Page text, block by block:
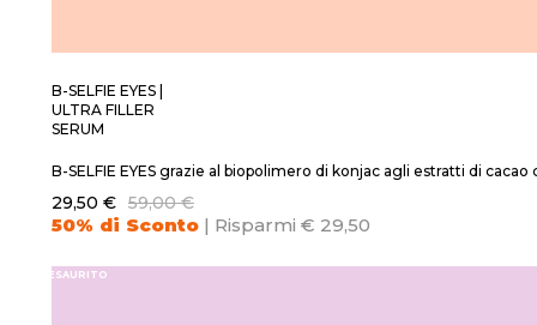
B-SELFIE EYES |
ULTRA FILLER
SERUM
B-SELFIE EYES grazie al biopolimero di konjac agli estratti di
29,50 € 59,00 €
50% di Sconto | Risparmi € 29,50
ESAURITO